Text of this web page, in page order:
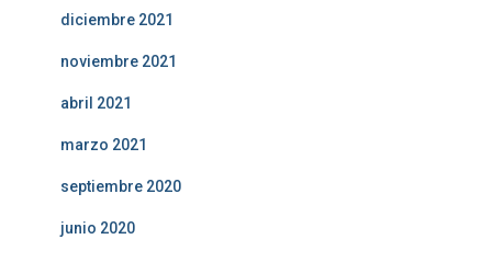
diciembre 2021
noviembre 2021
abril 2021
marzo 2021
septiembre 2020
junio 2020